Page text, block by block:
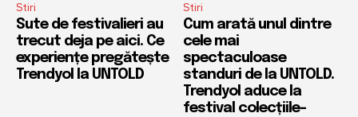
Stiri
Sute de festivalieri au
trecut deja pe aici. Ce
experiențe pregătește
Trendyol la UNTOLD
Stiri
Cum arată unul dintre
cele mai
spectaculoase
standuri de la UNTOLD.
Trendyol aduce la
festival colecțiile-